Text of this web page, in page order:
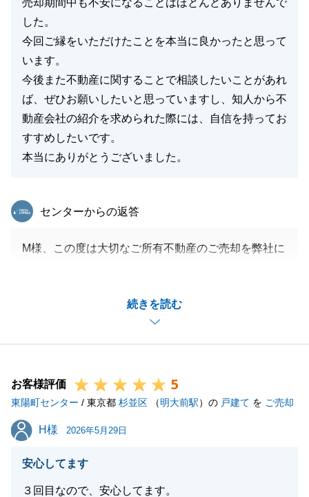
売却期間中も不安になることはほとんどありませんで
した。
今回ご縁をいただけたことを本当に良かったと思って
います。
今後また不動産に関することで相談したいことがあれ
ば、ぜひお願いしたいと思っていますし、知人から不
動産会社の紹介を求められた際には、自信を持ってお
すすめしたいです。
本当にありがとうございました。
続きを読む
東急リバブル
センターからの返答
M様、この度は大切なご所有不動産のご売却を弊社に
ご案内時等、いつも迅速にご対応、ご協力いただいた
おかげで無事にご成約につなげることが出来ました。
今後、不動産に関してご不明点等ございましたら、す
またご友人の方やご家族等、不動産の購入・売却等を
検討されているかたがいらっしゃいましたら、ご紹介
いただけますと嬉しいです。
今後ともどうぞよろしくお願い申し上げます。
お客様評価 5
東陽町センター / 東京都 杉並区 （明大前駅）の 戸建て を ご売却
H様
H様 2026年5月29日
安心してます
３回目なので、安心してます。